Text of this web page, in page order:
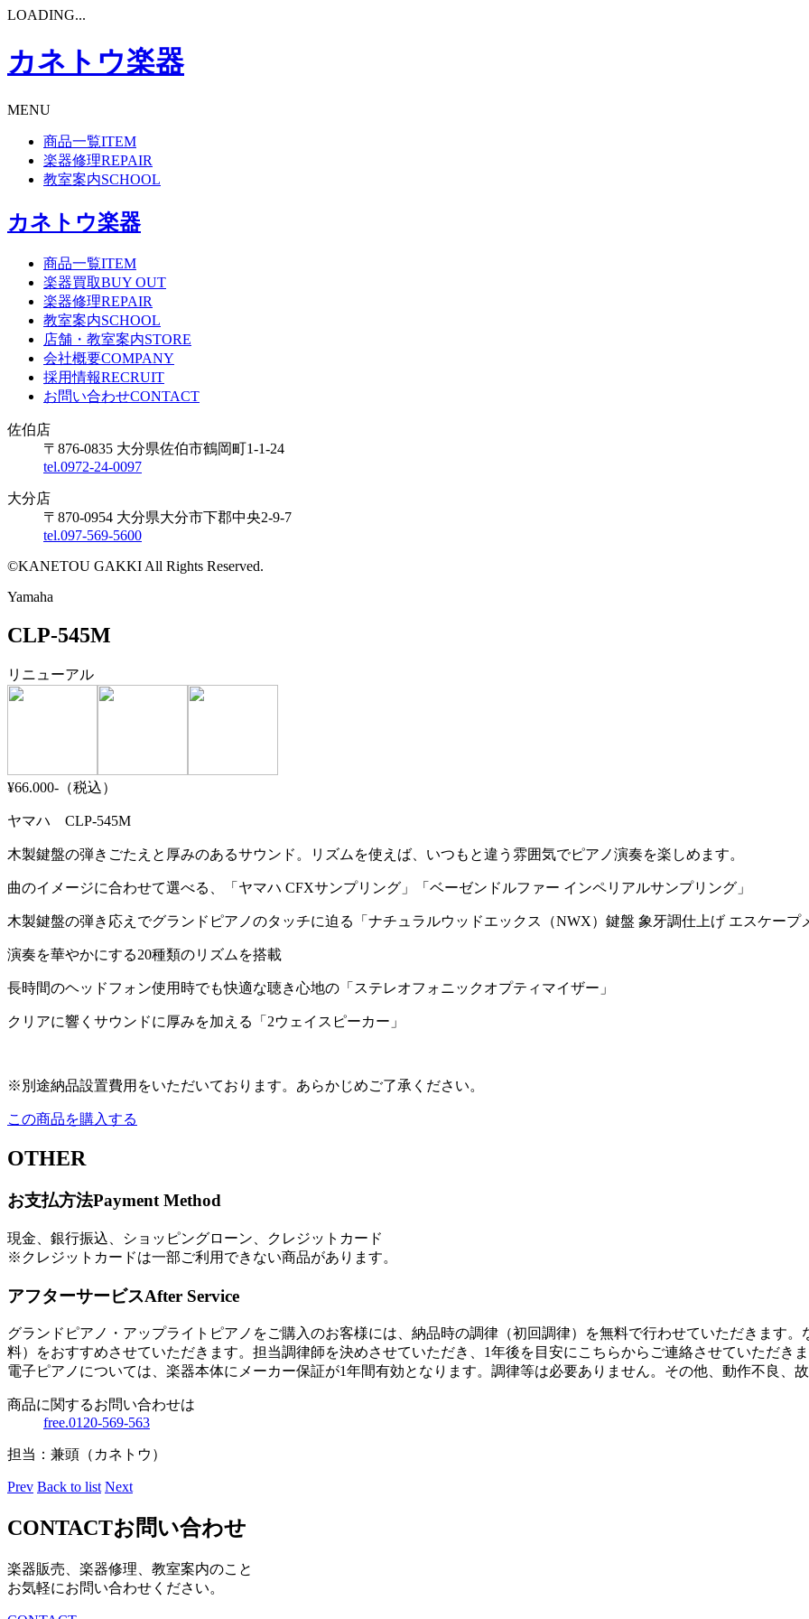
LOADING...
カネトウ楽器
MENU
商品一覧ITEM
楽器修理REPAIR
教室案内SCHOOL
カネトウ楽器
商品一覧ITEM
楽器買取BUY OUT
楽器修理REPAIR
教室案内SCHOOL
店舗・教室案内STORE
会社概要COMPANY
採用情報RECRUIT
お問い合わせCONTACT
佐伯店
〒876-0835 大分県佐伯市鶴岡町1-1-24
tel.0972-24-0097
大分店
〒870-0954 大分県大分市下郡中央2-9-7
tel.097-569-5600
©KANETOU GAKKI All Rights Reserved.
Yamaha
CLP-545M
リニューアル
¥66.000- （税込）
ヤマハ CLP-545M
木製鍵盤の弾きごたえと厚みのあるサウンド。リズムを使えば、いつもと違う雰囲気でピアノ演奏を楽しめます。
曲のイメージに合わせて選べる、「ヤマハ CFXサンプリング」「ベーゼンドルファー インペリアルサンプリング」
木製鍵盤の弾き応えでグランドピアノのタッチに迫る「ナチュラルウッドエックス（NWX）鍵盤 象牙調仕上げ エスケープ
演奏を華やかにする20種類のリズムを搭載
長時間のヘッドフォン使用時でも快適な聴き心地の「ステレオフォニックオプティマイザー」
クリアに響くサウンドに厚みを加える「2ウェイスピーカー」
※別途納品設置費用をいただいております。あらかじめご了承ください。
この商品を購入する
OTHER
お支払方法Payment Method
現金、銀行振込、ショッピングローン、クレジットカード
※クレジットカードは一部ご利用できない商品があります。
アフターサービスAfter Service
グランドピアノ・アップライトピアノをご購入のお客様には、納品時の調律（初回調律）を無料で行わせていただきます
料）をおすすめさせていただきます。担当調律師を決めさせていただき、1年後を目安にこちらからご連絡させていただきま
電子ピアノについては、楽器本体にメーカー保証が1年間有効となります。調律等は必要ありません。その他、動作不良、
商品に関するお問い合わせは
free.0120-569-563
担当：兼頭（カネトウ）
Prev Back to list Next
CONTACTお問い合わせ
楽器販売、楽器修理、教室案内のこと
お気軽にお問い合わせください。